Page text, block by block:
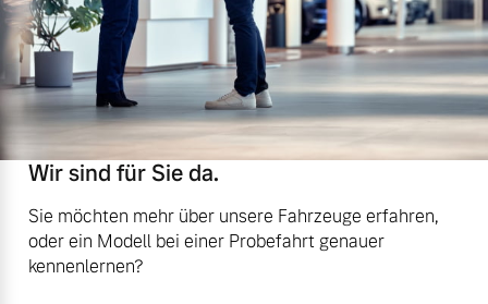
Wir sind für Sie da.
Sie möchten mehr über unsere Fahrzeuge erfahren,
oder ein Modell bei einer Probefahrt genauer
kennenlernen?